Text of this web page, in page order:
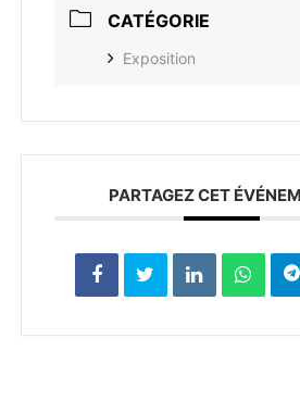
CATÉGORIE
Exposition
PARTAGEZ CET